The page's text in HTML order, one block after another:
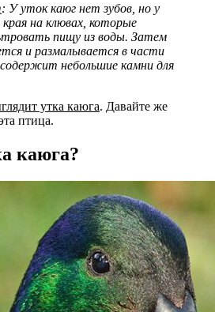
: У уток каюг нет зубов, но у
на клювах, которые
пищу из воды. Затем
и размалывается в части
небольшие камни для
утка каюга. Давайте же
птица.
каюга?